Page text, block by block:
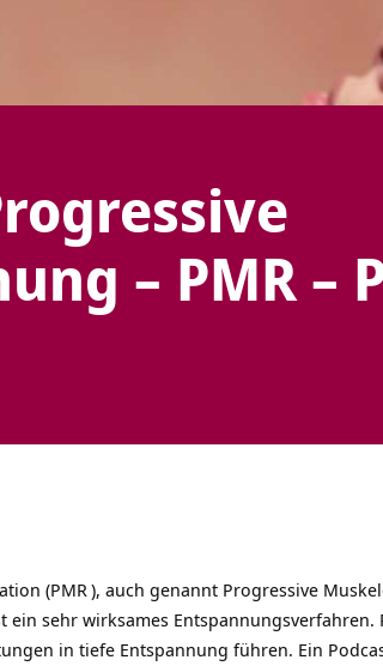
– PMR –
(PMR), auch genannt Progressive
ein sehr wirksames
in tiefe Entspannung führen. Ein